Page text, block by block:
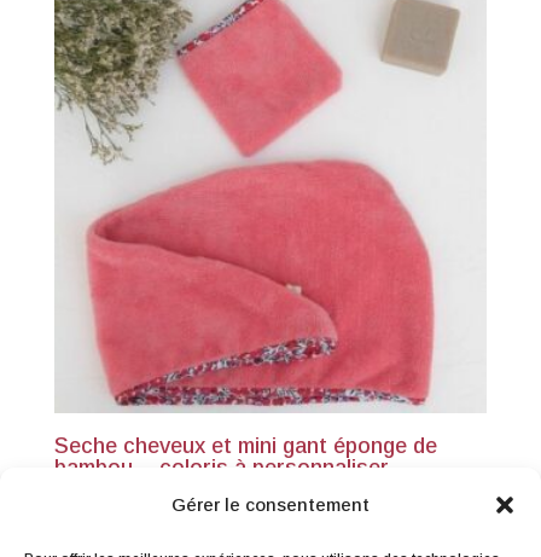
Gérer le consentement
Seche cheveux et mini gant éponge de
bambou – coloris à personnaliser